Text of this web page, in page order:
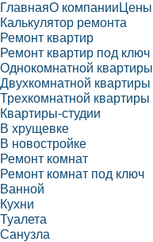
ГлавнаяО компании Цены
Калькулятор ремонта
Ремонт квартир
Ремонт квартир под ключ
Однокомнатной квартиры
Двухкомнатной квартиры
Трехкомнатной квартиры
Квартиры-студии
В хрущевке
В новостройке
Ремонт комнат
Ремонт комнат под ключ
Ванной
Кухни
Туалета
Санузла